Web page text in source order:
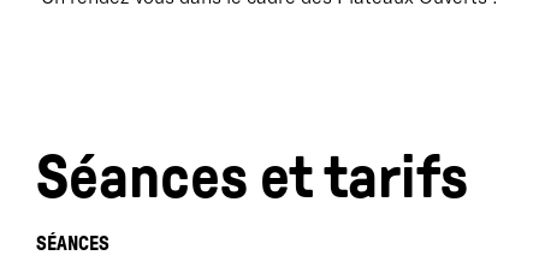
Séances et tarifs
SÉANCES